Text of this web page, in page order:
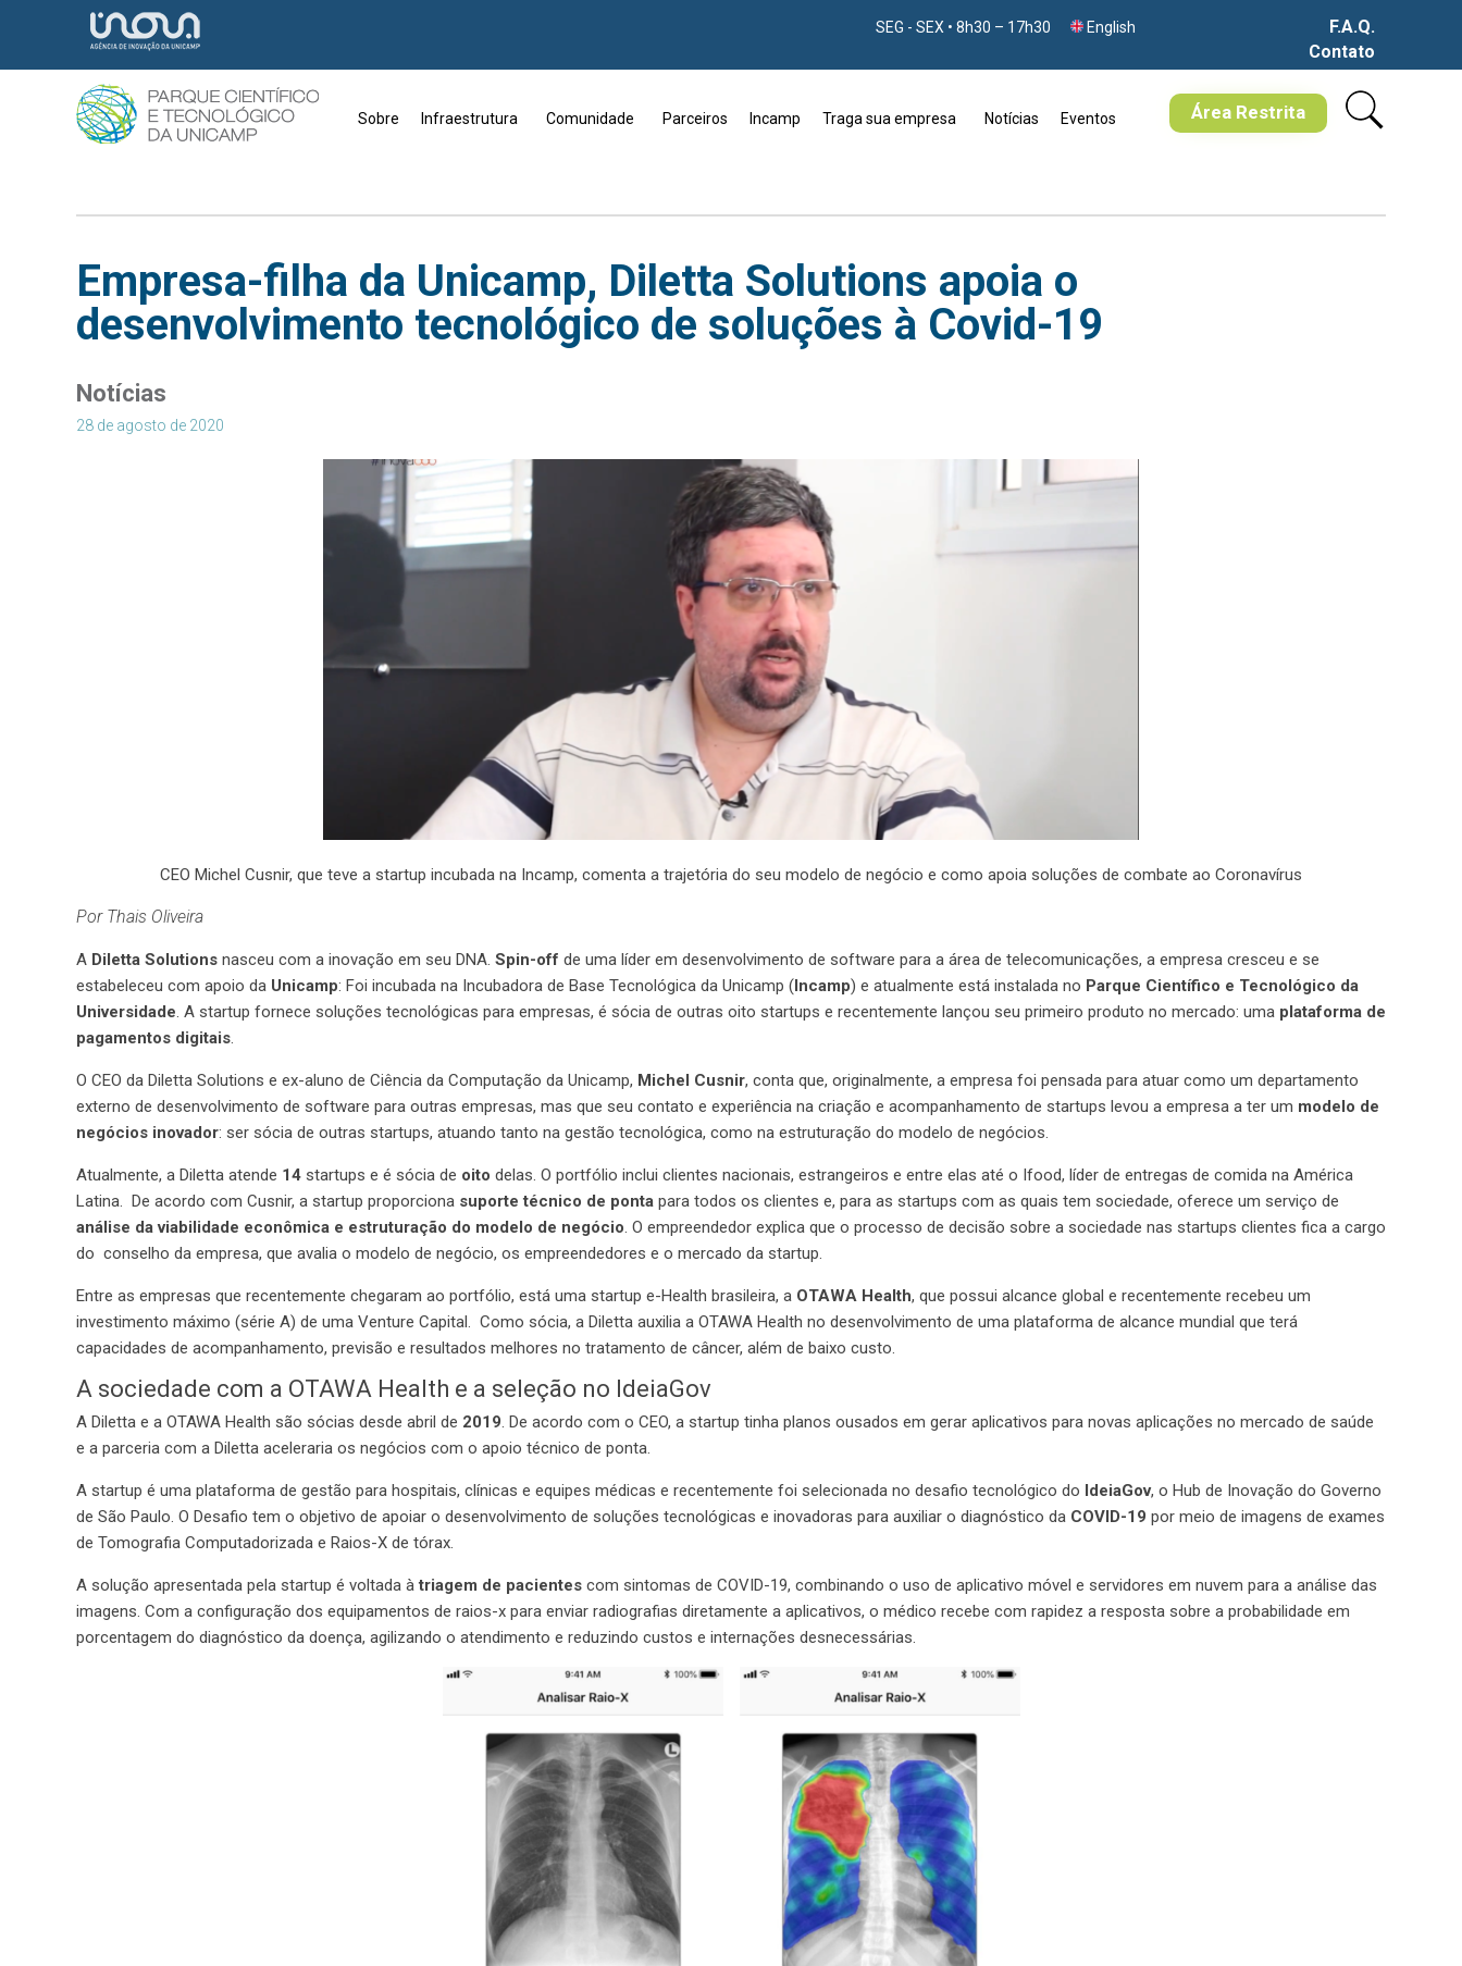
SEG - SEX • 8h30 – 17h30 English
F.A.Q.
Contato
content
Sobre Infraestrutura Comunidade Parceiros Incamp Traga sua empresa Notícias Eventos Área Restrita
Empresa-filha da Unicamp, Diletta Solutions apoia o
desenvolvimento tecnológico de soluções à Covid-19
Notícias
28 de agosto de 2020
CEO Michel Cusnir, que teve a startup incubada na Incamp, comenta a trajetória do seu modelo de negócio e como apoia soluções de combate ao Coronavírus
Por Thais Oliveira
A Diletta Solutions nasceu com a inovação em seu DNA. Spin-off de uma líder em desenvolvimento de software para a área de telecomunicações, a empresa cresceu e se
estabeleceu com apoio da Unicamp: Foi incubada na Incubadora de Base Tecnológica da Unicamp (Incamp) e atualmente está instalada no Parque Científico e Tecnológico da
Universidade. A startup fornece soluções tecnológicas para empresas, é sócia de outras oito startups e recentemente lançou seu primeiro produto no mercado: uma plataforma de
pagamentos digitais.
O CEO da Diletta Solutions e ex-aluno de Ciência da Computação da Unicamp, Michel Cusnir, conta que, originalmente, a empresa foi pensada para atuar como um departamento
externo de desenvolvimento de software para outras empresas, mas que seu contato e experiência na criação e acompanhamento de startups levou a empresa a ter um modelo de
negócios inovador: ser sócia de outras startups, atuando tanto na gestão tecnológica, como na estruturação do modelo de negócios.
Atualmente, a Diletta atende 14 startups e é sócia de oito delas. O portfólio inclui clientes nacionais, estrangeiros e entre elas até o Ifood, líder de entregas de comida na América
Latina. De acordo com Cusnir, a startup proporciona suporte técnico de ponta para todos os clientes e, para as startups com as quais tem sociedade, oferece um serviço de
análise da viabilidade econômica e estruturação do modelo de negócio. O empreendedor explica que o processo de decisão sobre a sociedade nas startups clientes fica a cargo
do conselho da empresa, que avalia o modelo de negócio, os empreendedores e o mercado da startup.
Entre as empresas que recentemente chegaram ao portfólio, está uma startup e-Health brasileira, a OTAWA Health, que possui alcance global e recentemente recebeu um
investimento máximo (série A) de uma Venture Capital. Como sócia, a Diletta auxilia a OTAWA Health no desenvolvimento de uma plataforma de alcance mundial que terá
capacidades de acompanhamento, previsão e resultados melhores no tratamento de câncer, além de baixo custo.
A sociedade com a OTAWA Health e a seleção no IdeiaGov
A Diletta e a OTAWA Health são sócias desde abril de 2019. De acordo com o CEO, a startup tinha planos ousados em gerar aplicativos para novas aplicações no mercado de saúde
e a parceria com a Diletta aceleraria os negócios com o apoio técnico de ponta.
A startup é uma plataforma de gestão para hospitais, clínicas e equipes médicas e recentemente foi selecionada no desafio tecnológico do IdeiaGov, o Hub de Inovação do Governo
de São Paulo. O Desafio tem o objetivo de apoiar o desenvolvimento de soluções tecnológicas e inovadoras para auxiliar o diagnóstico da COVID-19 por meio de imagens de exames
de Tomografia Computadorizada e Raios-X de tórax.
A solução apresentada pela startup é voltada àtriagem de pacientes com sintomas de COVID-19, combinando o uso de aplicativo móvel e servidores em nuvem para a análise das
imagens. Com a configuração dos equipamentos de raios-x para enviar radiografias diretamente a aplicativos, o médico recebe com rapidez a resposta sobre a probabilidade em
porcentagem do diagnóstico da doença, agilizando o atendimento e reduzindo custos e internações desnecessárias.